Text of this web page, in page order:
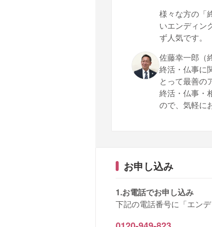
様々な方の「
いエンディン
ず人気です。
佐藤幸一郎（
終活・仏事に
とって最善の
終活・仏事・
ので、気軽に
お申し込み
1.お電話でお申し込み
下記の電話番号に「エン